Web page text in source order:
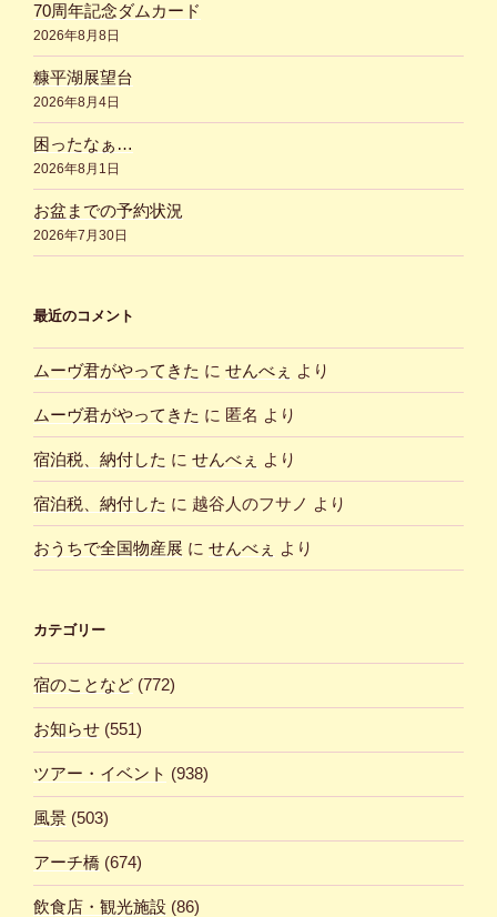
70周年記念ダムカード
2026年8月8日
糠平湖展望台
2026年8月4日
困ったなぁ…
2026年8月1日
お盆までの予約状況
2026年7月30日
最近のコメント
ムーヴ君がやってきた に せんべぇ より
ムーヴ君がやってきた に 匿名 より
宿泊税、納付した に せんべぇ より
宿泊税、納付した に 越谷人のフサノ より
おうちで全国物産展 に せんべぇ より
カテゴリー
宿のことなど (772)
お知らせ (551)
ツアー・イベント (938)
風景 (503)
アーチ橋 (674)
飲食店・観光施設 (86)